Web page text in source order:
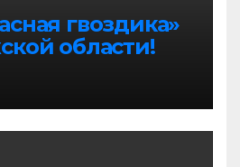
гвоздика»
области!